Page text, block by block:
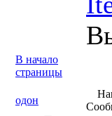
В начало
страницы
одон